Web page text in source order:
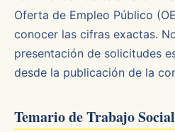
Oferta de Empleo Público
conocer las cifras exactas.
presentación de solicitudes
desde la publicación de la
Temario de Trabajo Social